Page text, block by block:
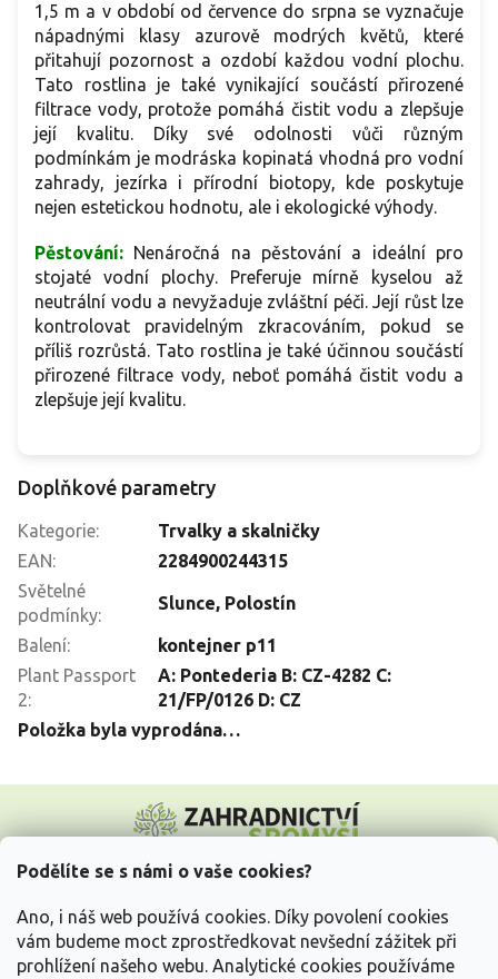
Podělíte se s námi o vaše cookies?
Ano, i náš web používá cookies. Díky povolení cookies
vám budeme moct zprostředkovat nevšední zážitek při
prohlížení našeho webu. Analytické cookies používáme
1,5 m a v období od července do srpna se vyznačuje
nápadnými klasy azurově modrých květů, které
přitahují pozornost a ozdobí každou vodní plochu.
Tato rostlina je také vynikající součástí přirozené
filtrace vody, protože pomáhá čistit vodu a zlepšuje
její kvalitu. Díky své odolnosti vůči různým
podmínkám je modráska kopinatá vhodná pro vodní
zahrady, jezírka i přírodní biotopy, kde poskytuje
nejen estetickou hodnotu, ale i ekologické výhody.
Pěstování: Nenáročná na pěstování a ideální pro
stojaté vodní plochy. Preferuje mírně kyselou až
neutrální vodu a nevyžaduje zvláštní péči. Její růst lze
kontrolovat pravidelným zkracováním, pokud se
příliš rozrůstá. Tato rostlina je také účinnou součástí
přirozené filtrace vody, neboť pomáhá čistit vodu a
zlepšuje její kvalitu.
Doplňkové parametry
Kategorie:
Trvalky a skalničky
EAN:
2284900244315
Světelné
podmínky:
Slunce, Polostín
Balení:
kontejner p11
Plant Passport
2:
A: Pontederia B: CZ-4282 C:
21/FP/0126 D: CZ
Položka byla vyprodána…
p
Vše o nákupu
Informace pro Vás